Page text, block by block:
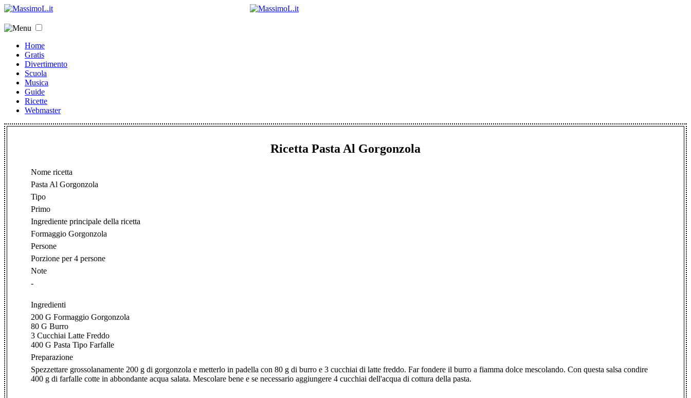
Home
Gratis
Divertimento
Scuola
Musica
Guide
Ricette
Webmaster
Ricetta Pasta Al Gorgonzola
Nome ricetta
Pasta Al Gorgonzola
Tipo
Primo
Ingrediente principale della ricetta
Formaggio Gorgonzola
Persone
Porzione per 4 persone
Note
-
Ingredienti
200 G Formaggio Gorgonzola
80 G Burro
3 Cucchiai Latte Freddo
400 G Pasta Tipo Farfalle
Preparazione
Spezzettare grossolanamente 200 g di gorgonzola e metterlo in padella con 80 g di burro e 3 cucchiai di latte freddo. Far fondere il burro a fiamma dolce mescolando. Con questa salsa condire
400 g di farfalle cotte in abbondante acqua salata. Mescolare bene e se necessario aggiungere 4 cucchiai dell'acqua di cottura della pasta.